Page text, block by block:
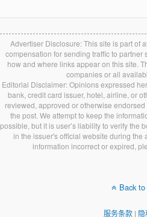
Advertiser Disclosure: This site is part of
compensation for sending traffic to partner
how and where links appear on this site.
companies or all
Editorial Disclaimer: Opinions expressed
bank, credit card issuer, hotel, airline, or
reviewed, approved or otherwise
the post. We attempt to keep the
possible, but it is user’s liability to verify the
in the issuer's official website during the
information incorrect or expired,
Back
服务条款|